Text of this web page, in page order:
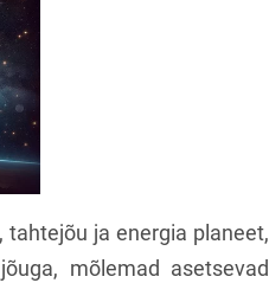
ja energia planeet,
mõlemad asetsevad